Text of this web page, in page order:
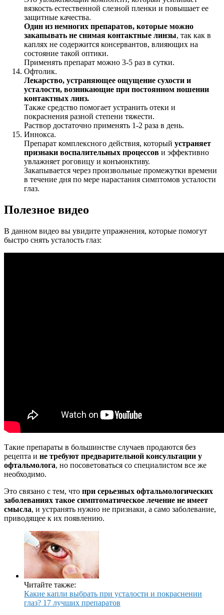
вязкость естественной слезной пленки и повышает ее
защитные качества.
Один из немногих препаратов, которые можно
закапывать не снимая контактные линзы, так как в
каплях не содержится консервантов, влияющих на
состояние такой оптики.
Применять препарат можно 3-5 раз в сутки.
Офтолик.
Лекарство, устраняющее ощущение сухости и
усталости, возникающие при постоянном ношении
контактных линз.
Также средство помогает устранить отеки и
покраснения разной степени тяжести.
Раствор достаточно применять 1-2 раза в день.
Иннокса.
Препарат комплексного действия, который устраняет
признаки воспалительных процессов и эффективно
увлажняет роговицу и конъюнктиву.
Закапывается через произвольные промежутки времени
в течение дня по мере нарастания симптомов усталости
глаз.
Полезное видео
В данном видео вы увидите упражнения, которые помогут
быстро снять усталость глаз:
Такие препараты в большинстве случаев продаются без
рецепта и не требуют предварительной консультации у
офтальмолога, но посоветоваться со специалистом все же
необходимо.
Это связано с тем, что при серьезных офтальмологических
заболеваниях такое симптоматическое лечение не имеет
смысла, и устранять нужно не признаки, а само заболевание,
приводящее к их появлению.
Читайте также:
Какие капли выбрать при усталости и покраснении
глаз? 17 лучших препаратов